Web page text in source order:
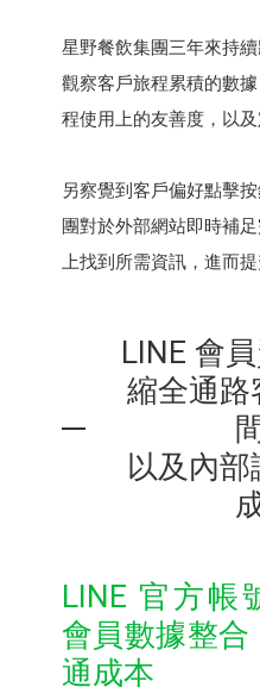
星野餐飲集團三年來持
觀察客戶旅程累積的數
程使用上的友善度，以及
另察覺到客戶偏好點擊
團對於外部網站即時補
上找到所需資訊，進而提
LINE 會
縮全通路
以及內部
LINE 官方帳
會員數據整
通成本